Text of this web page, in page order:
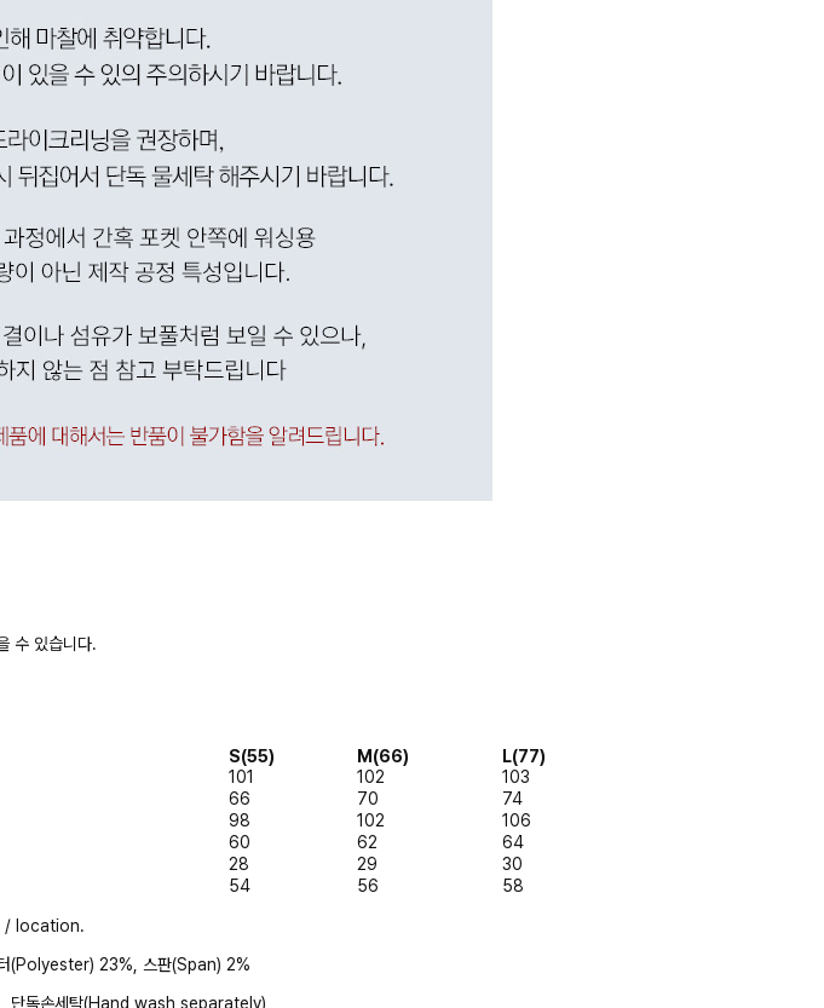
수 있습니다.
S(55) M(66)
L(77)
101 102
103
66 70
74
98 102
106
60 62
64
28 29
30
54 56
58
/ location.
(Polyester) 23%, 스판(Span) 2%
단독손세탁(Hand wash separately)